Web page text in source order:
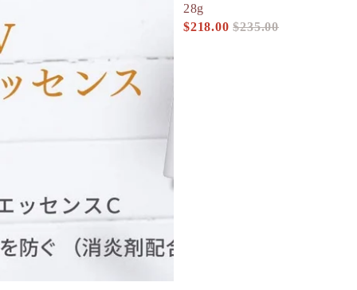
28g
促銷價
$218.00 定價
$235.00